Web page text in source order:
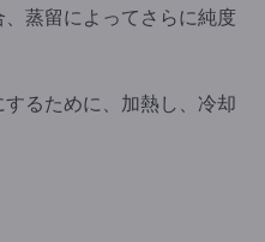
蒸留によってさらに純度
るために、加熱し、冷却